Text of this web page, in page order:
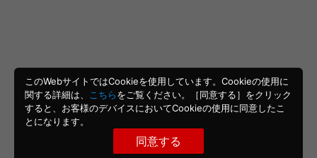
このWebサイトではCookieを使用しています。Cookieの使用に
関する詳細は、
こちらをご覧ください。［同意する］をクリック
すると、お客様のデバイスにおいてCookieの使用に同意したこ
とになります。
同意する